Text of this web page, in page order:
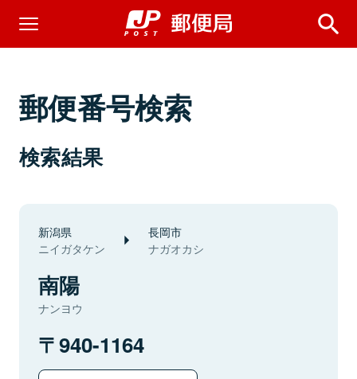
郵便番号検索
検索結果
新潟県
ニイガタケン
長岡市
ナガオカシ
南陽
ナンヨウ
940-1164